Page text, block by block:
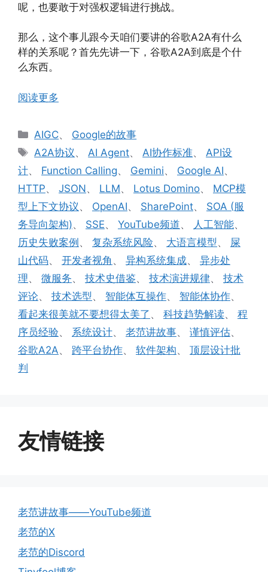
呢，也要敢于对强权逻辑进行挑战。
那么，这个事儿跟今天咱们要讲的谷歌A2A有什么
样的关系呢？首先先讲一下，谷歌A2A到底是个什
么东西。
阅读更多
分
类
AIGC、 Google的故事
标
签
A2A协议 、 AI Agent、 AI协作标准、 API设
计、 Function Calling、 Gemini、 Google AI、
HTTP、 JSON、 LLM、 Lotus Domino、 MCP模
型上下文协议 、 OpenAI、 SharePoint、 SOA (服
务导向架构)、 SSE、 YouTube频道、 人工智能、
历史失败案例、 复杂系统风险、 大语言模型、 屎
山代码、 开发者视角 、 异构系统集成、 异步处
理、 微服务、 技术史借鉴、 技术演进规律、 技术
评论、 技术选型、 智能体互操作、 智能体协作、
看起来很美就不要想得太美了 、 科技趋势解读、 程
序员经验、 系统设计、 老范讲故事、 谨慎评估、
谷歌A2A、 跨平台协作、 软件架构、 顶层设计批
判
友情链接
老范讲故事——YouTube频道
老范的X
老范的Discord